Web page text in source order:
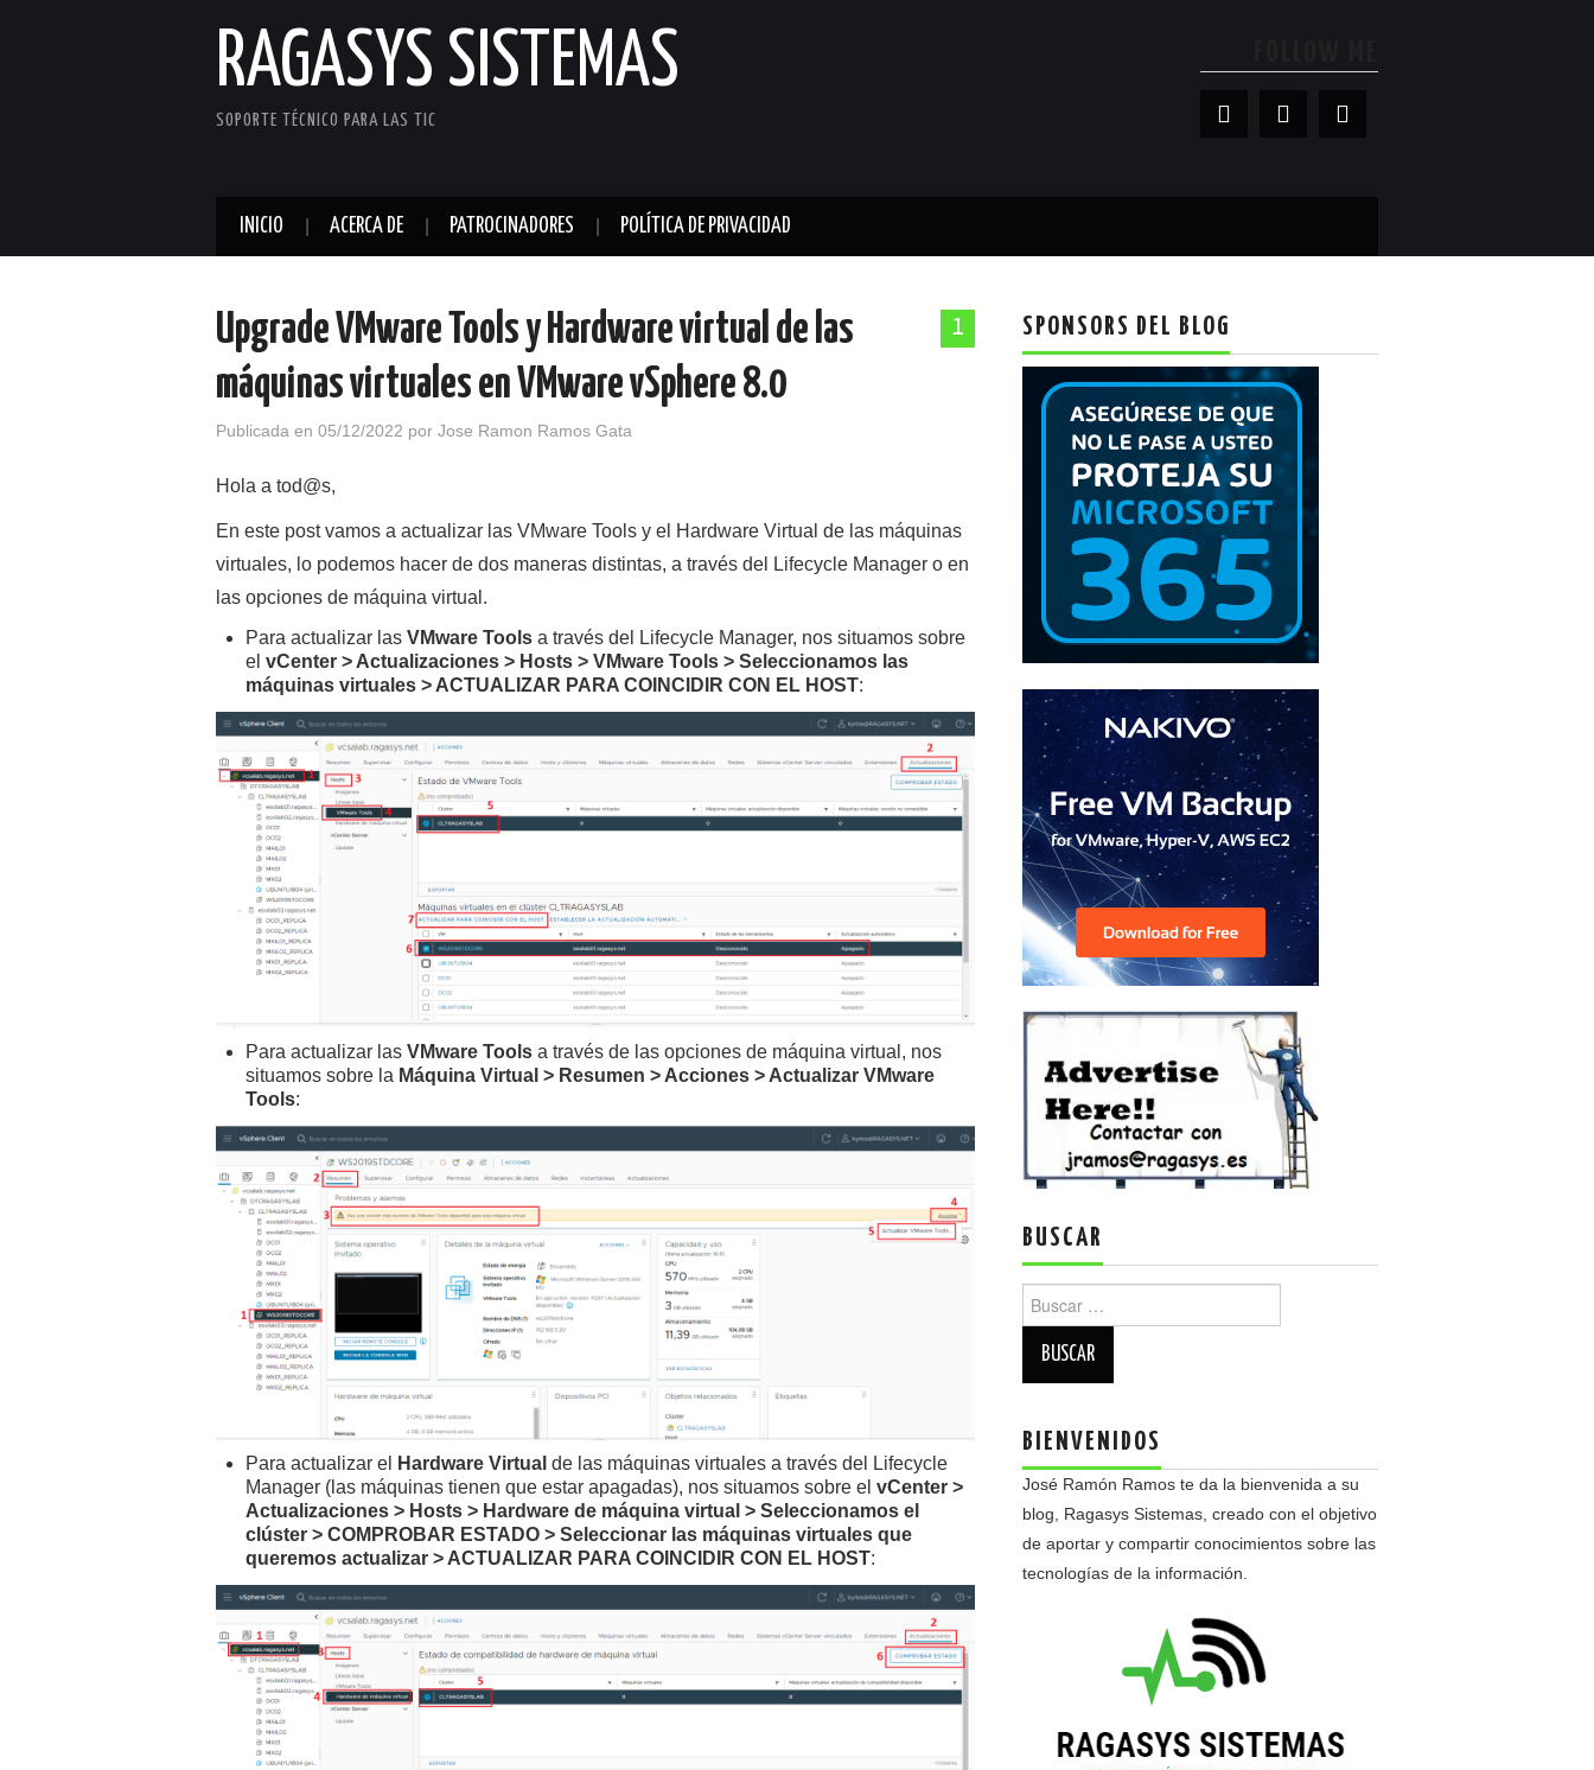
RAGASYS SISTEMAS
SOPORTE TÉCNICO PARA LAS TIC
INICIO ACERCA DE PATROCINADORES POLÍTICA DE PRIVACIDAD
1
Upgrade VMware Tools y Hardware virtual de las
máquinas virtuales en VMware vSphere 8.0
Publicada en 05/12/2022 por Jose Ramon Ramos Gata
Hola a tod@s,
En este post vamos a actualizar las VMware Tools y el Hardware Virtual de las máquinas
virtuales, lo podemos hacer de dos maneras distintas, a través del Lifecycle Manager o en
las opciones de máquina virtual.
Para actualizar las VMware Tools a través del Lifecycle Manager, nos situamos sobre
el vCenter > Actualizaciones > Hosts > VMware Tools > Seleccionamos las
máquinas virtuales > ACTUALIZAR PARA COINCIDIR CON EL HOST:
Para actualizar las VMware Tools a través de las opciones de máquina virtual, nos
situamos sobre la Máquina Virtual > Resumen > Acciones > Actualizar VMware
Tools:
Para actualizar el Hardware Virtual de las máquinas virtuales a través del Lifecycle
Manager (las máquinas tienen que estar apagadas), nos situamos sobre el vCenter >
Actualizaciones > Hosts > Hardware de máquina virtual > Seleccionamos el
clúster > COMPROBAR ESTADO > Seleccionar las máquinas virtuales que
queremos actualizar > ACTUALIZAR PARA COINCIDIR CON EL HOST:
SPONSORS DEL BLOG
BUSCAR
BIENVENIDOS
José Ramón Ramos te da la bienvenida a su
blog, Ragasys Sistemas, creado con el objetivo
de aportar y compartir conocimientos sobre las
tecnologías de la información.